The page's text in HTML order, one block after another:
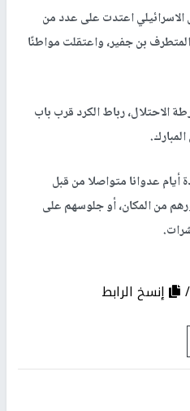
الاسرائيلي اعتدت على عدد من
بن جفير، واعتقلت مواطنًا
الاحتلال، رباط الكرد قرب باب
عدوانا متواصلا من قبل
من المكان، أو جلوسهم على
إنسخ الرابط